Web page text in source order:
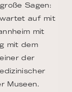
Sagen:
wartet auf mit
mit
mit dem
der
Museen.